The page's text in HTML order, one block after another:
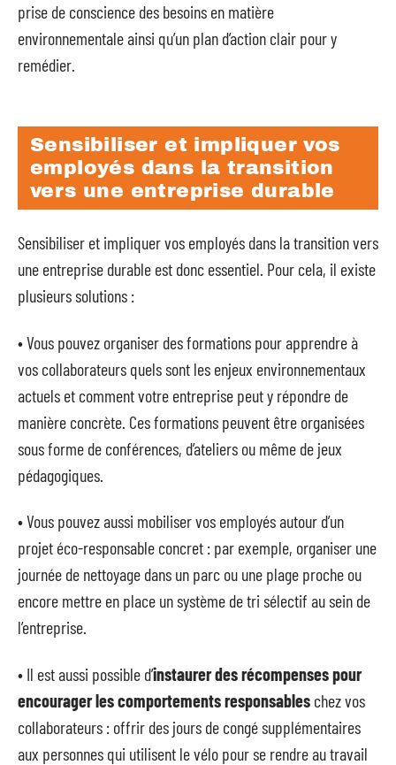
prise de conscience des besoins en matière
environnementale ainsi qu’un plan d’action clair pour y
remédier.
Sensibiliser et impliquer vos
employés dans la transition
vers une entreprise durable
Sensibiliser et impliquer vos employés dans la transition vers
une entreprise durable est donc essentiel. Pour cela, il existe
plusieurs solutions :
• Vous pouvez organiser des formations pour apprendre à
vos collaborateurs quels sont les enjeux environnementaux
actuels et comment votre entreprise peut y répondre de
manière concrète. Ces formations peuvent être organisées
sous forme de conférences, d’ateliers ou même de jeux
pédagogiques.
• Vous pouvez aussi mobiliser vos employés autour d’un
projet éco-responsable concret : par exemple, organiser une
journée de nettoyage dans un parc ou une plage proche ou
encore mettre en place un système de tri sélectif au sein de
l’entreprise.
• Il est aussi possible d’instaurer des récompenses pour
encourager les comportements responsables chez vos
collaborateurs : offrir des jours de congé supplémentaires
aux personnes qui utilisent le vélo pour se rendre au travail